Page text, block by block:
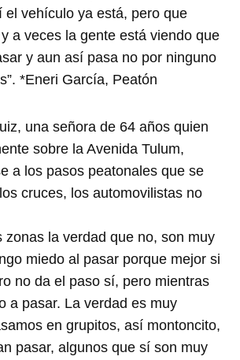
el vehículo ya está, pero que
a veces la gente está viendo que
y aun así pasa no por ninguno
*Eneri García, Peatón
una señora de 64 años quien
sobre la Avenida Tulum,
a los pasos peatonales que se
cruces, los automovilistas no
zonas la verdad que no, son muy
miedo al pasar porque mejor si
no da el paso sí, pero mientras
a pasar. La verdad es muy
en grupitos, así montoncito,
pasar, algunos que sí son muy